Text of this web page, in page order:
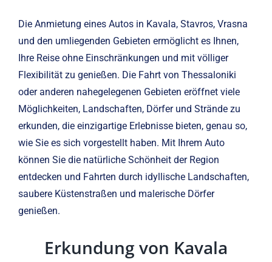
Die Anmietung eines Autos in Kavala, Stavros, Vrasna
und den umliegenden Gebieten ermöglicht es Ihnen,
Ihre Reise ohne Einschränkungen und mit völliger
Flexibilität zu genießen. Die Fahrt von Thessaloniki
oder anderen nahegelegenen Gebieten eröffnet viele
Möglichkeiten, Landschaften, Dörfer und Strände zu
erkunden, die einzigartige Erlebnisse bieten, genau so,
wie Sie es sich vorgestellt haben. Mit Ihrem Auto
können Sie die natürliche Schönheit der Region
entdecken und Fahrten durch idyllische Landschaften,
saubere Küstenstraßen und malerische Dörfer
genießen.
Erkundung von Kavala